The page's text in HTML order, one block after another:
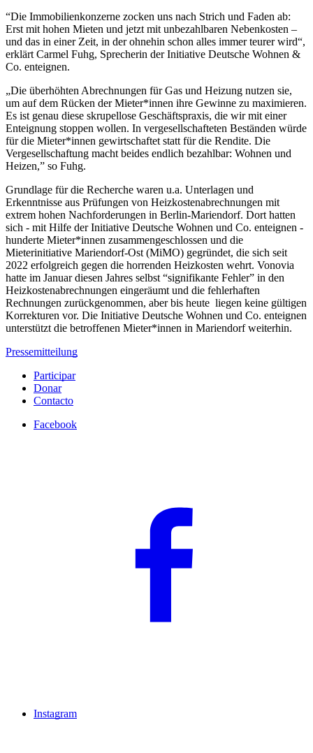
“Die Immobilienkonzerne zocken uns nach Strich und Faden ab:
Erst mit hohen Mieten und jetzt mit unbezahlbaren Nebenkosten –
und das in einer Zeit, in der ohnehin schon alles immer teurer wird“,
erklärt Carmel Fuhg, Sprecherin der Initiative Deutsche Wohnen &
Co. enteignen.
„Die überhöhten Abrechnungen für Gas und Heizung nutzen sie,
um auf dem Rücken der Mieter*innen ihre Gewinne zu maximieren.
Es ist genau diese skrupellose Geschäftspraxis, die wir mit einer
Enteignung stoppen wollen. In vergesellschafteten Beständen würde
für die Mieter*innen gewirtschaftet statt für die Rendite. Die
Vergesellschaftung macht beides endlich bezahlbar: Wohnen und
Heizen,” so Fuhg.
Grundlage für die Recherche waren u.a. Unterlagen und
Erkenntnisse aus Prüfungen von Heizkostenabrechnungen mit
extrem hohen Nachforderungen in Berlin-Mariendorf. Dort hatten
sich - mit Hilfe der Initiative Deutsche Wohnen und Co. enteignen -
hunderte Mieter*innen zusammengeschlossen und die
Mieterinitiative Mariendorf-Ost (MiMO) gegründet, die sich seit
2022 erfolgreich gegen die horrenden Heizkosten wehrt. Vonovia
hatte im Januar diesen Jahres selbst “signifikante Fehler” in den
Heizkostenabrechnungen eingeräumt und die fehlerhaften
Rechnungen zurückgenommen, aber bis heute liegen keine gültigen
Korrekturen vor. Die Initiative Deutsche Wohnen und Co. enteignen
unterstützt die betroffenen Mieter*innen in Mariendorf weiterhin.
Pressemitteilung
Participar
Donar
Contacto
Facebook
Instagram